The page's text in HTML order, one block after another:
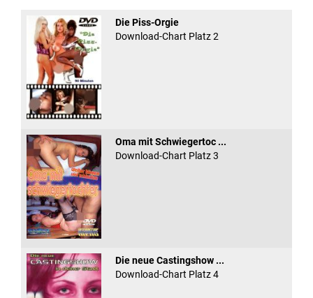
Die Piss-Orgie
Download-Chart Platz 2
Oma mit Schwiegertoc ...
Download-Chart Platz 3
Die neue Castingshow ...
Download-Chart Platz 4